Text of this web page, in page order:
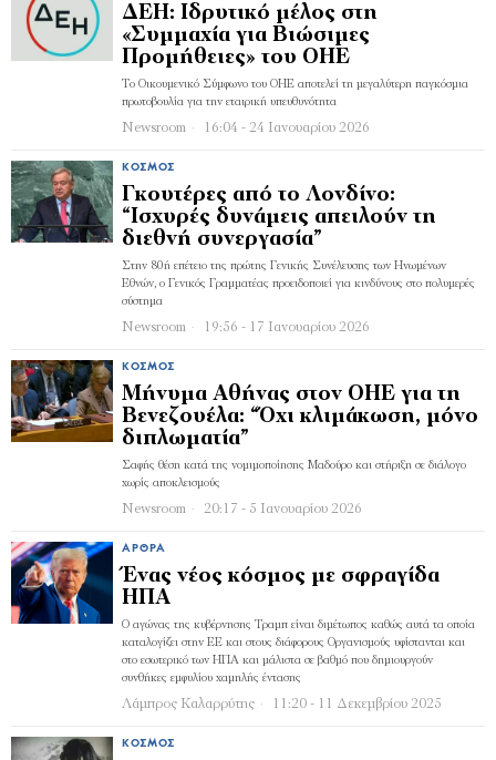
ΔΕΗ: Ιδρυτικό μέλος στη
«Συμμαχία για Βιώσιμες
Προμήθειες» του ΟΗΕ
Το Οικουμενικό Σύμφωνο του ΟΗΕ αποτελεί τη μεγαλύτερη παγκόσμια
πρωτοβουλία για την εταιρική υπευθυνότητα
Newsroom 16:04 - 24 Ιανουαρίου 2026
ΚΌΣΜΟΣ
Γκουτέρες από το Λονδίνο:
“Ισχυρές δυνάμεις απειλούν τη
διεθνή συνεργασία”
Στην 80ή επέτειο της πρώτης Γενικής Συνέλευσης των Ηνωμένων
Εθνών, ο Γενικός Γραμματέας προειδοποιεί για κινδύνους στο πολυμερές
σύστημα
Newsroom 19:56 - 17 Ιανουαρίου 2026
ΚΌΣΜΟΣ
Μήνυμα Αθήνας στον ΟΗΕ για τη
Βενεζουέλα: “Όχι κλιμάκωση, μόνο
διπλωματία”
Σαφής θέση κατά της νομιμοποίησης Μαδούρο και στήριξη σε διάλογο
χωρίς αποκλεισμούς
Newsroom 20:17 - 5 Ιανουαρίου 2026
ΆΡΘΡΑ
Ένας νέος κόσμος με σφραγίδα
ΗΠΑ
O αγώνας της κυβέρνησης Τραμπ είναι διμέτωπος καθώς αυτά τα οποία
καταλογίζει στην ΕΕ και στους διάφορους Οργανισμούς υφίστανται και
στο εσωτερικό των ΗΠΑ και μάλιστα σε βαθμό που δημιουργούν
συνθήκες εμφυλίου χαμηλής έντασης
Λάμπρος Καλαρρύτης 11:20 - 11 Δεκεμβρίου 2025
ΚΌΣΜΟΣ